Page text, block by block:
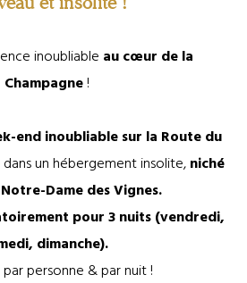
inoubliable au cœur de la
Champagne!
end inoubliable sur la Route du
dans un hébergement insolite,niché
Dame des Vignes.
pour 3 nuits (vendredi,
dimanche).
personne & par nuit !